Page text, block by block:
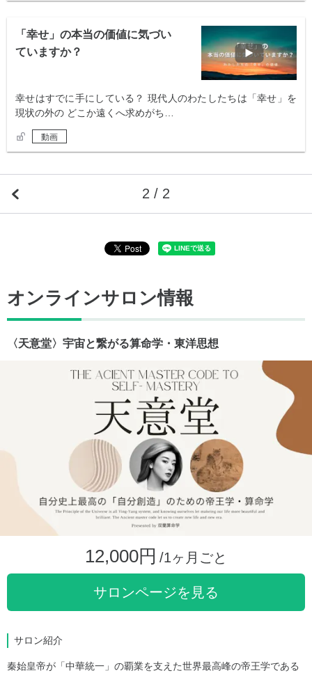
「幸せ」の本当の価値に気づい
ていますか？
幸せはすでに手にしている？ 現代人のわたしたちは「幸せ」を
現状の外の どこか遠くへ求めがち…
動画
2 / 2
オンラインサロン情報
〈天意堂〉宇宙と繋がる算命学・東洋思想
12,000円 /1ヶ月ごと
サロンページを見る
サロン紹介
秦始皇帝が「中華統一」の覇業を支えた世界最高峰の帝王学である